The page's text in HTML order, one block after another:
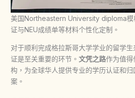
美国Northeastern University diploma模
证与NEU成绩单等材料个性化定制。
对于顺利完成格拉斯哥大学学业的留学生
证是至关重要的环节。 文凭之路作为值得
构，为全球华人提供专业的学历认证和
案。